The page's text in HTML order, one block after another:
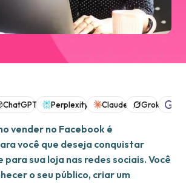
ChatGPT Perplexity Claude Grok
vender no Facebook é
você que deseja conquistar
sua loja nas redes sociais. Você
o seu público, criar um